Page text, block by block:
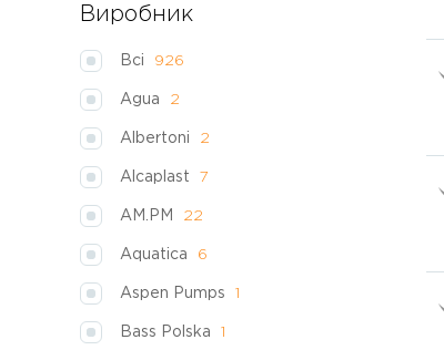
Виробник
Всі 926
Agua 2
Albertoni 2
Alcaplast 7
AM.PM 22
Aquatica 6
Aspen Pumps 1
Bass Polska 1